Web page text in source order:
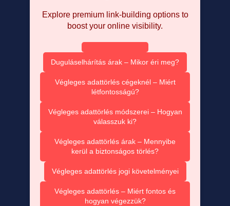
Explore premium link-building options to
boost your online visibility.
Duguláselhárítás árak – Mikor éri meg?
Végleges adattörlés cégeknél – Miért
létfontosságú?
Végleges adattörlés módszerei – Hogyan
válasszuk ki?
Végleges adattörlés árak – Mennyibe
kerül a biztonságos törlés?
Végleges adattörlés jogi követelményei
Végleges adattörlés – Miért fontos és
hogyan végezzük?